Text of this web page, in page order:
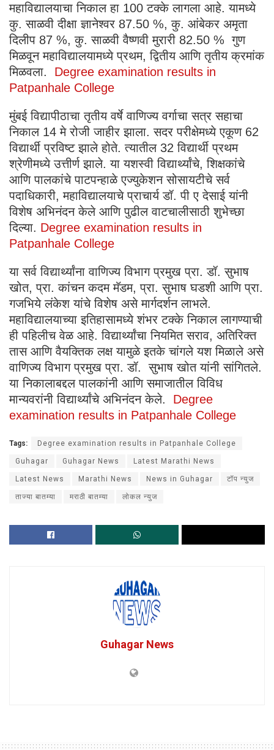
महाविद्यालयाचा निकाल हा 100 टक्के लागला आहे. यामध्ये
कु. साळवी दीक्षा ज्ञानेश्वर 87.50 %, कु. आंबेकर अमृता
दिलीप 87 %, कु. साळवी वैष्णवी मुरारी 82.50 % गुण
मिळवून महाविद्यालयामध्ये प्रथम, द्वितीय आणि तृतीय क्रमांक
मिळवला. Degree examination results in
Patpanhale College
मुंबई विद्यापीठाचा तृतीय वर्षे वाणिज्य वर्गाचा सत्र सहाचा
निकाल 14 मे रोजी जाहीर झाला. सदर परीक्षेमध्ये एकूण 62
विद्यार्थी प्रविष्ट झाले होते. त्यातील 32 विद्यार्थी प्रथम
श्रेणीमध्ये उत्तीर्ण झाले. या यशस्वी विद्यार्थ्यांचे, शिक्षकांचे
आणि पालकांचे पाटपन्हाळे एज्युकेशन सोसायटीचे सर्व
पदाधिकारी, महाविद्यालयाचे प्राचार्य डॉ. पी ए देसाई यांनी
विशेष अभिनंदन केले आणि पुढील वाटचालीसाठी शुभेच्छा
दिल्या. Degree examination results in
Patpanhale College
या सर्व विद्यार्थ्यांना वाणिज्य विभाग प्रमुख प्रा. डॉ. सुभाष
खोत, प्रा. कांचन कदम मॅडम, प्रा. सुभाष घडशी आणि प्रा.
गजभिये लंकेश यांचे विशेष असे मार्गदर्शन लाभले.
महाविद्यालयाच्या इतिहासामध्ये शंभर टक्के निकाल लागण्याची
ही पहिलीच वेळ आहे. विद्यार्थ्यांचा नियमित सराव, अतिरिक्त
तास आणि वैयक्तिक लक्ष यामुळे इतके चांगले यश मिळाले असे
वाणिज्य विभाग प्रमुख प्रा. डॉ. सुभाष खोत यांनी सांगितले.
या निकालाबद्दल पालकांनी आणि समाजातील विविध
मान्यवरांनी विद्यार्थ्यांचे अभिनंदन केले. Degree
examination results in Patpanhale College
Tags: Degree examination results in Patpanhale College
Guhagar Guhagar News Latest Marathi News
Latest News Marathi News News in Guhagar टॉप न्युज
ताज्या बातम्या मराठी बातम्या लोकल न्युज
Guhagar News